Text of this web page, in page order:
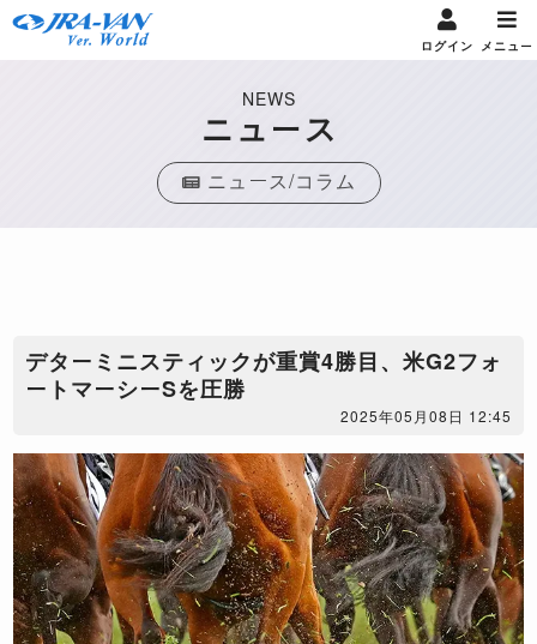
ログイン メニュー
NEWS
ニュース
ニュース/コラム
デターミニスティックが重賞4勝目、米G2フォ
ートマーシーSを圧勝
2025年05月08日 12:45